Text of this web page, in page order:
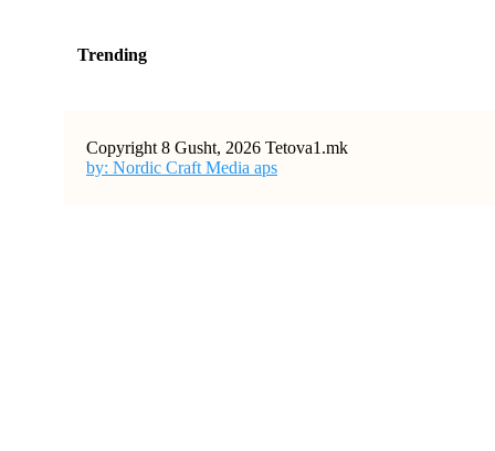
Trending
Copyright 8 Gusht, 2026 Tetova1.mk
by: Nordic Craft Media aps